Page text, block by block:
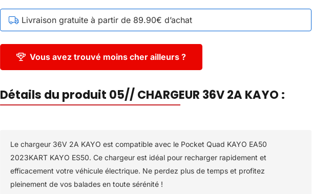
Livraison gratuite à partir de 89.90€ d’achat
Vous avez trouvé moins cher ailleurs ?
Détails du produit 05// CHARGEUR 36V 2A KAYO :
Le chargeur 36V 2A KAYO est compatible avec le Pocket Quad KAYO EA50
2023KART KAYO ES50. Ce chargeur est idéal pour recharger rapidement et
efficacement votre véhicule électrique. Ne perdez plus de temps et profitez
pleinement de vos balades en toute sérénité !